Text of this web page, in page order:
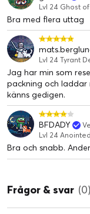
att ladda 80 % av
utnyttja denna
Charge. USB-A-
Quick Charge-stöd.
Fungerar som
iPhone 8 och senare
dra nytta av Power
och mer effektiv
USB-C-kabel, eller
för att uppleva
CE-märkt
USB-laddaren är
garanterar att
Lvl 24 Ghost
Bra med flera uttag
Lvl 24 Tyrant
Jag har min som
packning och laddar
känns gedigen.
BFDADY
Lvl 24
Bra och snabb.
Frågor & svar (0)